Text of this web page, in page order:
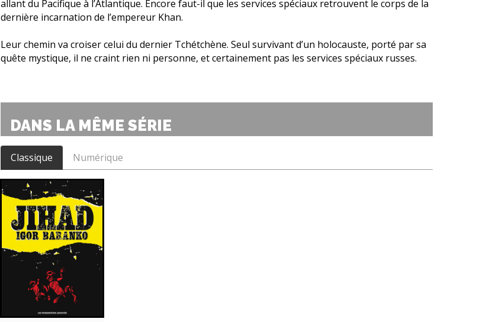
allant du Pacifique à l’Atlantique. Encore faut-il que les services spéciaux retrouvent le corps de la
dernière incarnation de l’empereur Khan.
Leur chemin va croiser celui du dernier Tchétchène. Seul survivant d’un holocauste, porté par sa
quête mystique, il ne craint rien ni personne, et certainement pas les services spéciaux russes.
DANS LA MÊME SÉRIE
Classique Numérique